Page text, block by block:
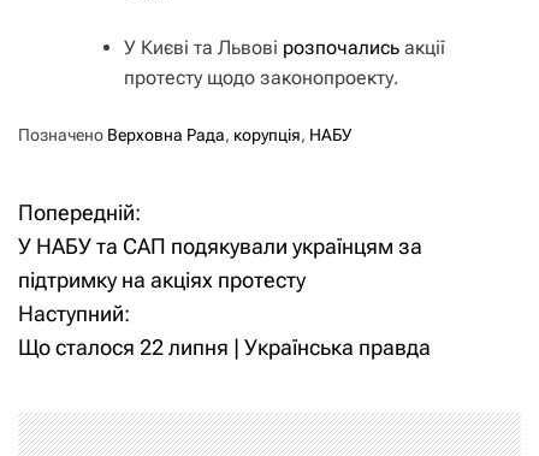
У Києві та Львові розпочались акції
протесту щодо законопроекту.
Позначено Верховна Рада, корупція, НАБУ
Н
а
в
г
Попередній:
У НАБУ та САП подякували українцям за
підтримку на акціях протесту
Наступний:
Що сталося 22 липня | Українська правда